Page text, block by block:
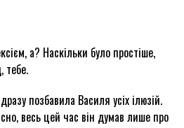
а? Наскільки було простіше,
тебе.
позбавила Василя усіх ілюзій.
весь цей час він думав лише про